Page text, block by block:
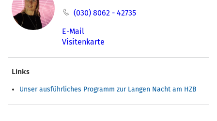
(030) 8062 - 42735
E-Mail
Visitenkarte
Links
Unser ausführliches Programm zur Langen Nacht am HZB